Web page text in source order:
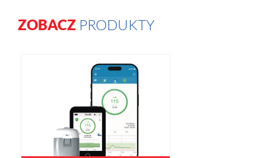
ZOBACZ PRODUKTY